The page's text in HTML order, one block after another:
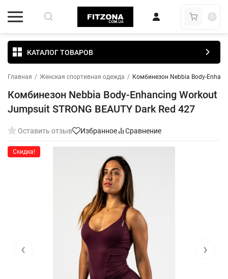
0
КАТАЛОГ ТОВАРОВ
Главная / Женская спортивная одежда / Комбинезон Nebbia Body-
Комбинезон Nebbia Body-Enhancing Workout
Jumpsuit STRONG BEAUTY Dark Red 427
Оставить отзыв Избранное Сравнение
Скидка!
‹ ›